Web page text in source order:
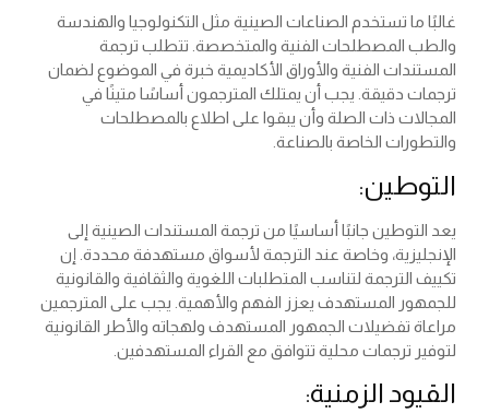
غالبًا ما تستخدم الصناعات الصينية مثل التكنولوجيا والهندسة
والطب المصطلحات الفنية والمتخصصة. تتطلب ترجمة
المستندات الفنية والأوراق الأكاديمية خبرة في الموضوع لضمان
ترجمات دقيقة. يجب أن يمتلك المترجمون أساسًا متينًا في
المجالات ذات الصلة وأن يبقوا على اطلاع بالمصطلحات
والتطورات الخاصة بالصناعة.
التوطين:
يعد التوطين جانبًا أساسيًا من ترجمة المستندات الصينية إلى
الإنجليزية، وخاصة عند الترجمة لأسواق مستهدفة محددة. إن
تكييف الترجمة لتناسب المتطلبات اللغوية والثقافية والقانونية
للجمهور المستهدف يعزز الفهم والأهمية. يجب على المترجمين
مراعاة تفضيلات الجمهور المستهدف ولهجاته والأطر القانونية
لتوفير ترجمات محلية تتوافق مع القراء المستهدفين.
القيود الزمنية: